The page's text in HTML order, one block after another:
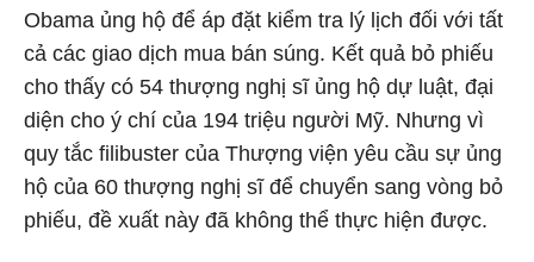
Obama ủng hộ để áp đặt kiểm tra lý lịch đối với tất
cả các giao dịch mua bán súng. Kết quả bỏ phiếu
cho thấy có 54 thượng nghị sĩ ủng hộ dự luật, đại
diện cho ý chí của 194 triệu người Mỹ. Nhưng vì
quy tắc filibuster của Thượng viện yêu cầu sự ủng
hộ của 60 thượng nghị sĩ để chuyển sang vòng bỏ
phiếu, đề xuất này đã không thể thực hiện được.